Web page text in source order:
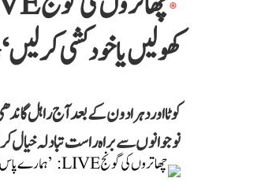
کھولیں یا خودکشی کر
کوٹا اور دہرادون کے بعد آج راہل
نوجوانوں سے براہ راست تبادلہ